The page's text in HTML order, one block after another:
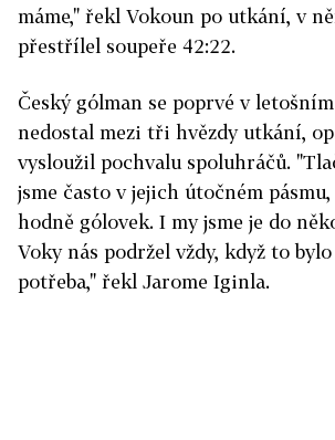
máme," řekl Vokoun po utkání, v
přestřílel soupeře 42:22.
Český gólman se poprvé v
nedostal mezi tři hvězdy utkání,
vysloužil pochvalu spoluhráčů.
jsme často v jejich útočném
hodně gólovek. I my jsme je do
Voky nás podržel vždy, když to
potřeba," řekl Jarome Iginla.